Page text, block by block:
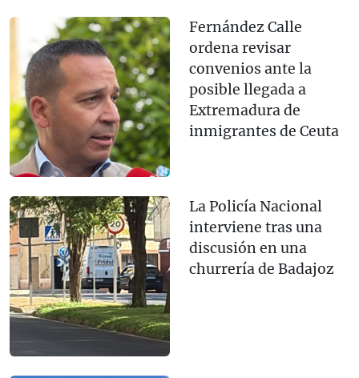
Fernández Calle
ordena revisar
convenios ante la
posible llegada a
Extremadura de
inmigrantes de Ceuta
La Policía Nacional
interviene tras una
discusión en una
churrería de Badajoz